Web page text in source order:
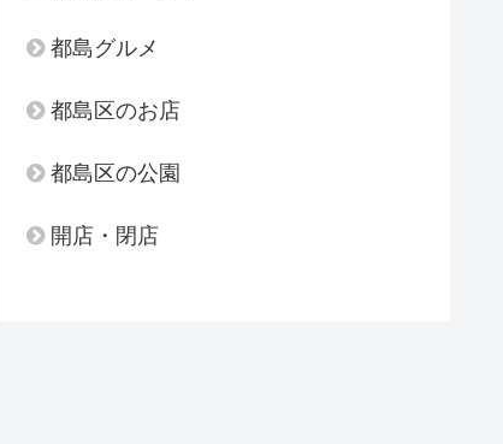
都島グルメ
都島区のお店
都島区の公園
開店・閉店